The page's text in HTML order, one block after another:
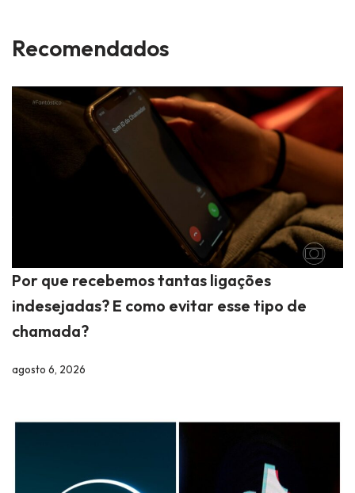
Recomendados
Por que recebemos tantas ligações
indesejadas? E como evitar esse tipo de
chamada?
agosto 6, 2026